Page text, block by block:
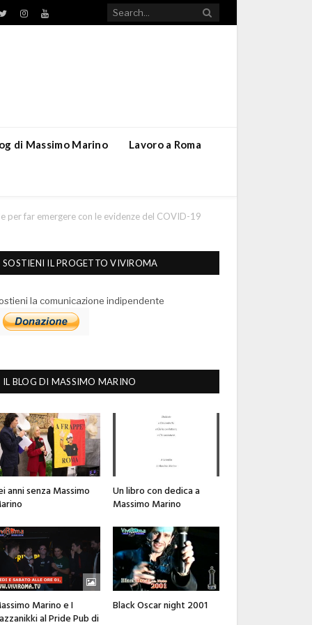
TwitterInstagramYouTube
di Massimo Marino Lavoro a Roma
per far emergere con le evidenze del COVID-19
SOSTIENI IL PROGETTO VIVIROMA
la comunicazione indipendente
IL BLOG DI MASSIMO MARINO
anni senza Massimo
Un libro con dedica a
Massimo Marino
Marino e I
al Pride Pub di
Black Oscar night 2001